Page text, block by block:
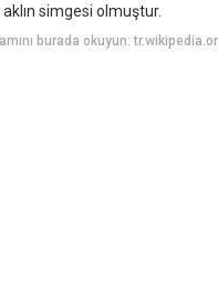
simgesi olmuştur.
burada okuyun: